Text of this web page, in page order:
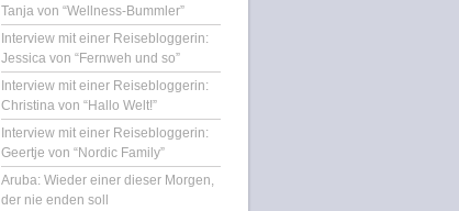
Tanja von “Wellness-Bummler”
Interview mit einer Reisebloggerin:
Jessica von “Fernweh und so”
Interview mit einer Reisebloggerin:
Christina von “Hallo Welt!”
Interview mit einer Reisebloggerin:
Geertje von “Nordic Family”
Aruba: Wieder einer dieser Morgen,
der nie enden soll